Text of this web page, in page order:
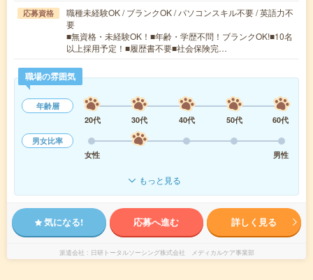
応募資格
職種未経験OK / ブランクOK / パソコンスキル不要 / 英語力不
要
■無資格・未経験OK！■年齢・学歴不問！ブランクOK!■10名
以上採用予定！■履歴書不要■社会保険完…
職場の雰囲気
年齢層
20代
30代 40代 50代
60代
男女比率
女性
男性
もっと見る
気になる! 応募へ進む 詳しく見る
派遣会社 日研トータルソーシング株式会社 メディカルケア事業部